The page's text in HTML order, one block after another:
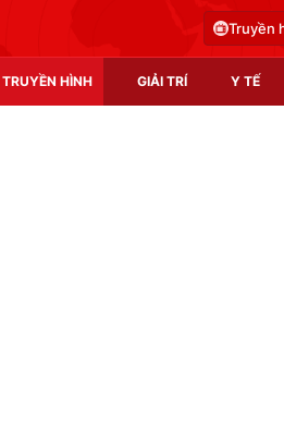
Truyền
TRUYỀN HÌNH GIẢI TRÍ Y TẾ